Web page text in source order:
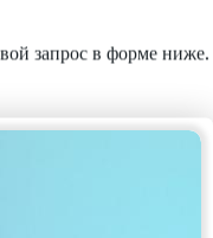
запрос в форме ниже.